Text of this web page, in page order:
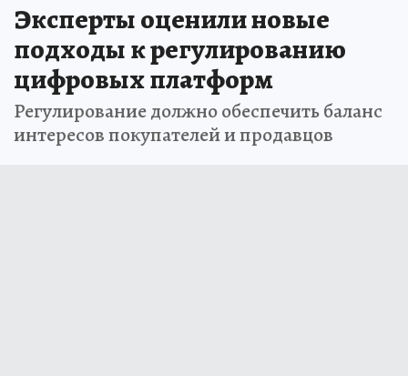
Эксперты оценили новые
подходы к регулированию
цифровых платформ
Регулирование должно обеспечить баланс
интересов покупателей и продавцов